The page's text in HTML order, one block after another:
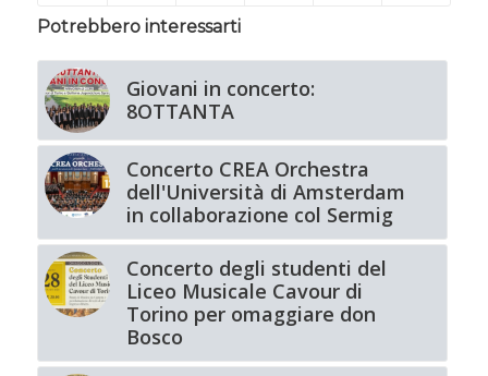
Potrebbero interessarti
Giovani in concerto:
8OTTANTA
Concerto CREA Orchestra
dell'Università di Amsterdam
in collaborazione col Sermig
Concerto degli studenti del
Liceo Musicale Cavour di
Torino per omaggiare don
Bosco